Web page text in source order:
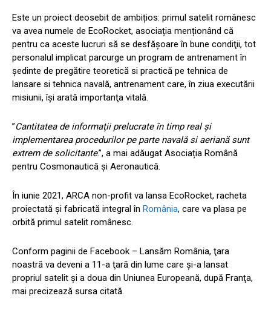
Este un proiect deosebit de ambițios: primul satelit românesc
va avea numele de EcoRocket, asociația menționând că
pentru ca aceste lucruri să se desfăşoare în bune condiţii, tot
personalul implicat parcurge un program de antrenament în
şedinte de pregătire teoretică si practică pe tehnica de
lansare si tehnica navală, antrenament care, în ziua executării
misiunii, îşi arată importanţa vitală.
”Cantitatea de informaţii prelucrate în timp real şi
implementarea procedurilor pe parte navală si aeriană sunt
extrem de solicitante.”, a mai adăugat Asociația Română
pentru Cosmonautică și Aeronautică.
În iunie 2021, ARCA non-profit va lansa EcoRocket, racheta
proiectată şi fabricată integral în România, care va plasa pe
orbită primul satelit românesc.
Conform paginii de Facebook – Lansăm România, ţara
noastră va deveni a 11-a ţară din lume care şi-a lansat
propriul satelit şi a doua din Uniunea Europeană, după Franţa,
mai precizează sursa citată.